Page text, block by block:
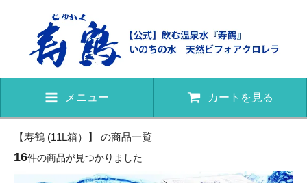
メニュー カートを見る
【寿鶴 (11L箱）】 の商品一覧
16件の商品が見つかりました